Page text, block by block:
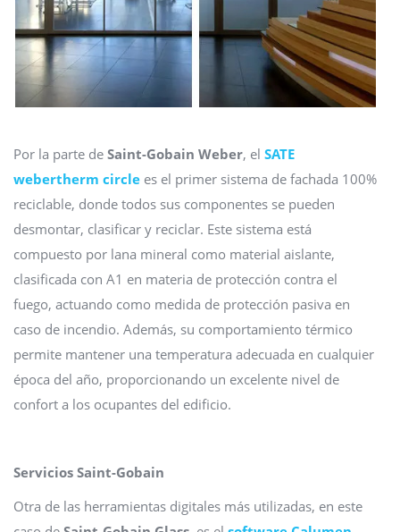
Por la parte de Saint-Gobain Weber, el SATE
webertherm circle es el primer sistema de fachada 100%
reciclable, donde todos sus componentes se pueden
desmontar, clasificar y reciclar. Este sistema está
compuesto por lana mineral como material aislante,
clasificada con A1 en materia de protección contra el
fuego, actuando como medida de protección pasiva en
caso de incendio. Además, su comportamiento térmico
permite mantener una temperatura adecuada en cualquier
época del año, proporcionando un excelente nivel de
confort a los ocupantes del edificio.
Servicios Saint-Gobain
Otra de las herramientas digitales más utilizadas, en este